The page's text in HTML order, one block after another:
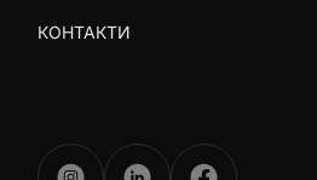
КОНТАКТИ